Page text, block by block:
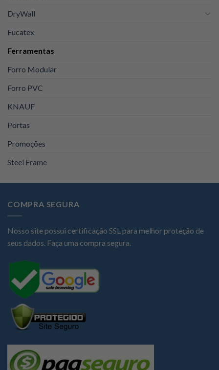
DryWall
Eucatex
Ferramentas
Forro Modular
Forro PVC
KNAUF
Portas
Promoções
Steel Frame
COMPRA SEGURA
Nosso site possui certificação SSL para melhor proteção de
seus dados. Faça uma compra segura.